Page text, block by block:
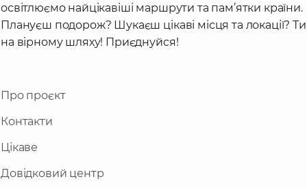
освітлюємо найцікавіші маршрути та пам’ятки країни.
Плануєш подорож? Шукаєш цікаві місця та локації? Ти
на вірному шляху! Приєднуйся!
Про проєкт
Контакти
Цікаве
Довідковий центр